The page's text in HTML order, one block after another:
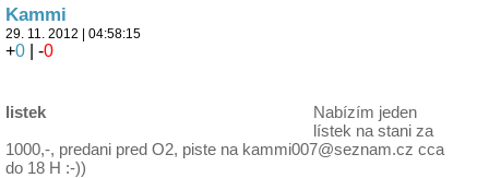
Kammi
29. 11. 2012 | 04:58:15
+0 | -0
listek
Nabízím jeden
lístek na stani za
1000,-, predani pred O2, piste na kammi007@seznam.cz cca
do 18 H :-))